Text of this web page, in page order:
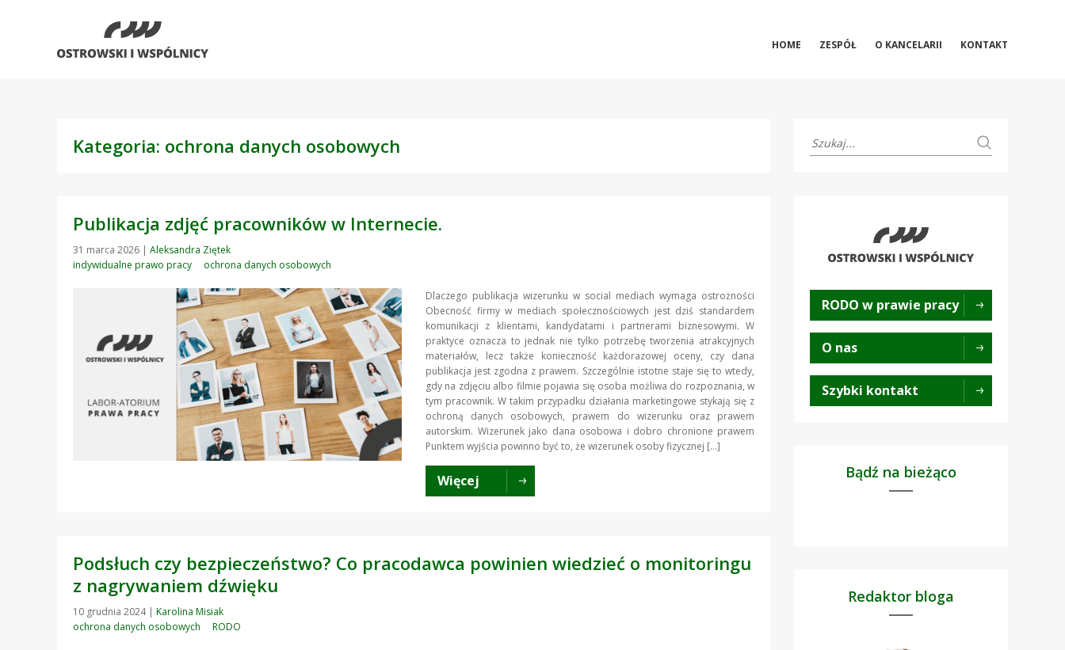
HOME ZESPÓŁ O KANCELARII KONTAKT
Kategoria: ochrona danych osobowych
Publikacja zdjęć pracowników w Internecie.
31 marca 2026 | Aleksandra Ziętek
indywidualne prawo pracy
ochrona danych osobowych
Dlaczego publikacja wizerunku w social mediach wymaga ostrożności
Obecność firmy w mediach społecznościowych jest dziś standardem
komunikacji z klientami, kandydatami i partnerami biznesowymi. W
praktyce oznacza to jednak nie tylko potrzebę tworzenia atrakcyjnych
materiałów, lecz także konieczność każdorazowej oceny, czy dana
publikacja jest zgodna z prawem. Szczególnie istotne staje się to wtedy,
gdy na zdjęciu albo filmie pojawia się osoba możliwa do rozpoznania, w
tym pracownik. W takim przypadku działania marketingowe stykają się z
ochroną danych osobowych, prawem do wizerunku oraz prawem
autorskim. Wizerunek jako dana osobowa i dobro chronione prawem
Punktem wyjścia powinno być to, że wizerunek osoby fizycznej […]
Więcej
Podsłuch czy bezpieczeństwo? Co pracodawca powinien wiedzieć o monitoringu
z nagrywaniem dźwięku
10 grudnia 2024 | Karolina Misiak
ochrona danych osobowych
RODO
RODO w prawie pracy
O nas
Szybki kontakt
Bądź na bieżąco
Redaktor bloga